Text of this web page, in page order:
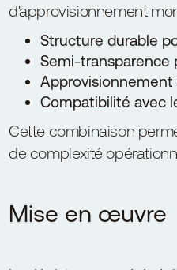
d'approvisionnement
Structure durable
Semi-transparence
Approvisionnement
Compatibilité avec
Cette combinaison
de complexité
Mise en œuvre